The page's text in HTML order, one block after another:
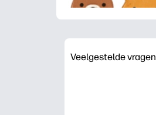
Veelgestelde vragen